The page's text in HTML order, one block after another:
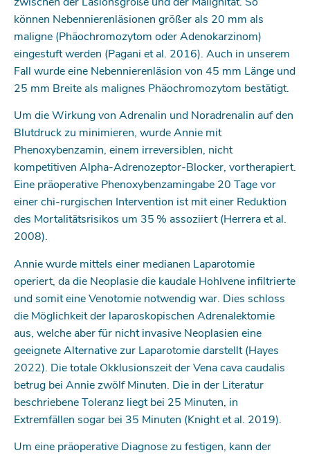
können Nebennierenläsionen größer als 20 mm als
maligne (Phäochromozytom oder Adenokarzinom)
eingestuft werden (Pagani et al. 2016). Auch in unserem
Fall wurde eine Nebennierenläsion von 45 mm Länge und
25 mm Breite als malignes Phäochromozytom bestätigt.
Um die Wirkung von Adrenalin und Noradrenalin auf den
Blutdruck zu minimieren, wurde Annie mit
Phenoxybenzamin, einem irreversiblen, nicht
kompetitiven Alpha-Adrenozeptor-Blocker, vortherapiert.
Eine präoperative Phenoxybenzamingabe 20 Tage vor
einer chi-rurgischen Intervention ist mit einer Reduktion
des Mortalitätsrisikos um 35 % assoziiert (Herrera et al.
2008).
Annie wurde mittels einer medianen Laparotomie
operiert, da die Neoplasie die kaudale Hohlvene infiltrierte
und somit eine Venotomie notwendig war. Dies schloss
die Möglichkeit der laparoskopischen Adrenalektomie
aus, welche aber für nicht invasive Neoplasien eine
geeignete Alternative zur Laparotomie darstellt (Hayes
2022). Die totale Okklusionszeit der Vena cava caudalis
betrug bei Annie zwölf Minuten. Die in der Literatur
beschriebene Toleranz liegt bei 25 Minuten, in
Extremfällen sogar bei 35 Minuten (Knight et al. 2019).
Um eine präoperative Diagnose zu festigen, kann der